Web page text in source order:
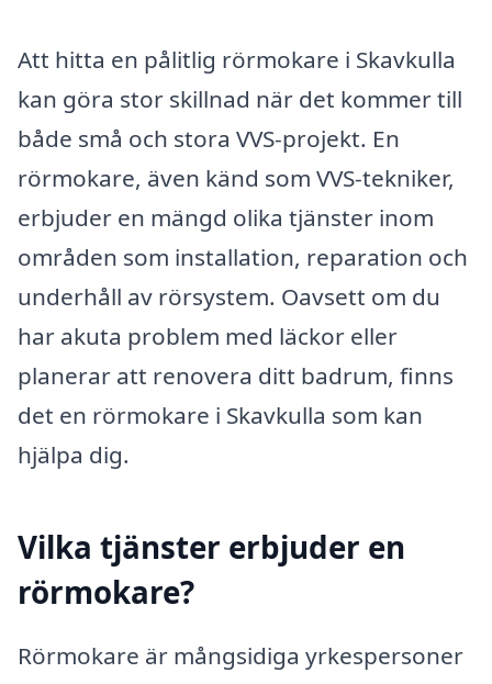
Att hitta en pålitlig rörmokare i Skavkulla
kan göra stor skillnad när det kommer till
både små och stora VVS-projekt. En
rörmokare, även känd som VVS-tekniker,
erbjuder en mängd olika tjänster inom
områden som installation, reparation och
underhåll av rörsystem. Oavsett om du
har akuta problem med läckor eller
planerar att renovera ditt badrum, finns
det en rörmokare i Skavkulla som kan
hjälpa dig.
Vilka tjänster erbjuder en
rörmokare?
Rörmokare är mångsidiga yrkespersoner